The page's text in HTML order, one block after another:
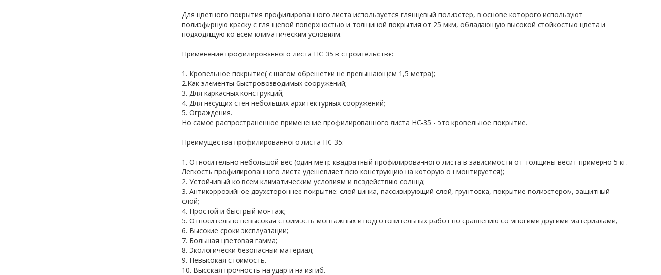
Для цветного покрытия профилированного листа используется глянцевый полиэстер, в основе которого используют
полиэфирную краску с глянцевой поверхностью и толщиной покрытия от 25 мкм, обладающую высокой стойкостью цвета и
подходящую ко всем климатическим условиям.
Применение профилированного листа НС-35 в строительстве:
1. Кровельное покрытие( с шагом обрешетки не превышающем 1,5 метра);
2.Как элементы быстровозводимых сооружений;
3. Для каркасных конструкций;
4. Для несущих стен небольших архитектурных сооружений;
5. Ограждения.
Но самое распространенное применение профилированного листа НС-35 - это кровельное покрытие.
Преимущества профилированного листа НС-35:
1. Относительно небольшой вес (один метр квадратный профилированного листа в зависимости от толщины весит примерно 5 кг.
Легкость профилированного листа удешевляет всю конструкцию на которую он монтируется);
2. Устойчивый ко всем климатическим условиям и воздействию солнца;
3. Антикоррозийное двухстороннее покрытие: слой цинка, пассивирующий слой, грунтовка, покрытие полиэстером, защитный
слой;
4. Простой и быстрый монтаж;
5. Относительно невысокая стоимость монтажных и подготовительных работ по сравнению со многими другими материалами;
6. Высокие сроки эксплуатации;
7. Большая цветовая гамма;
8. Экологически безопасный материал;
9. Невысокая стоимость.
10. Высокая прочность на удар и на изгиб.